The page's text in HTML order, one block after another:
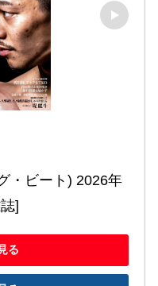
・ビート) 2026年
]
る